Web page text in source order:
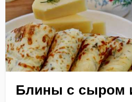
Блины с сыром